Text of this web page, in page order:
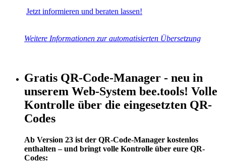
Jetzt informieren und beraten lassen!
Weitere Informationen zur automatisierten Übersetzung
Gratis QR-Code-Manager - neu in
unserem Web-System bee.tools! Volle
Kontrolle über die eingesetzten QR-
Codes
Ab Version 23 ist der QR-Code-Manager kostenlos
enthalten – und bringt volle Kontrolle über eure QR-
Codes: